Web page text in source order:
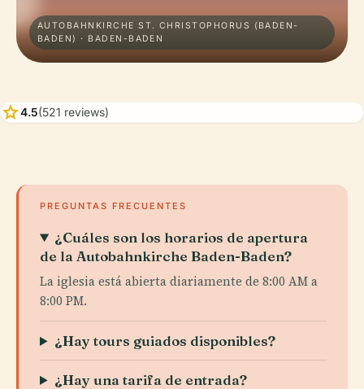
AUTOBAHNKIRCHE ST. CHRISTOPHORUS (BADEN-
BADEN) · BADEN-BADEN
star4.5(521 reviews)
PREGUNTAS FRECUENTES
¿Cuáles son los horarios de apertura
de la Autobahnkirche Baden-Baden?
La iglesia está abierta diariamente de 8:00 AM a
8:00 PM.
¿Hay tours guiados disponibles?
¿Hay una tarifa de entrada?